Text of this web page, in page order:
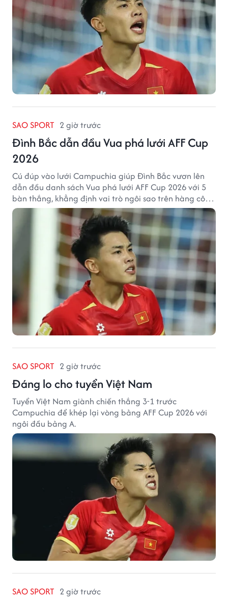
SAO SPORT 2 giờ trước
Đình Bắc dẫn đầu Vua phá lưới AFF Cup
2026
Cú đúp vào lưới Campuchia giúp Đình Bắc vươn lên
dẫn đầu danh sách Vua phá lưới AFF Cup 2026 với 5
bàn thắng, khẳng định vai trò ngôi sao trên hàng công
tuyển Việt Nam.
SAO SPORT 2 giờ trước
Đáng lo cho tuyển Việt Nam
Tuyển Việt Nam giành chiến thắng 3-1 trước
Campuchia để khép lại vòng bảng AFF Cup 2026 với
ngôi đầu bảng A.
SAO SPORT 2 giờ trước